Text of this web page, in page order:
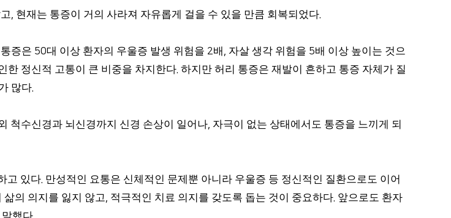
, 현재는 통증이 거의 사라져 자유롭게 걸을 수 있을 만큼 회복되었다.
증은 50대 이상 환자의 우울증 발생 위험을 2배, 자살 생각 위험을 5배 이상 높이는 것으
한 정신적 고통이 큰 비중을 차지한다. 하지만 허리 통증은 재발이 흔하고 통증 자체가 질
많다.
척수신경과 뇌신경까지 신경 손상이 일어나, 자극이 없는 상태에서도 통증을 느끼게 되
고 있다. 만성적인 요통은 신체적인 문제뿐 아니라 우울증 등 정신적인 질환으로도 이어
삶의 의지를 잃지 않고, 적극적인 치료 의지를 갖도록 돕는 것이 중요하다. 앞으로도 환자